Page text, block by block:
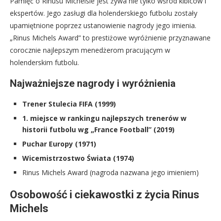
ekspertów. Jego zasługi dla holenderskiego futbolu zostały
upamiętnione poprzez ustanowienie nagrody jego imienia.
„Rinus Michels Award” to prestiżowe wyróżnienie przyznawane
corocznie najlepszym menedżerom pracującym w
holenderskim futbolu.
Najważniejsze nagrody i wyróżnienia
Trener Stulecia FIFA (1999)
1. miejsce w rankingu najlepszych trenerów w
historii futbolu wg „France Football” (2019)
Puchar Europy (1971)
Wicemistrzostwo Świata (1974)
Rinus Michels Award (nagroda nazwana jego imieniem)
Osobowość i ciekawostki z życia Rinus
Michels